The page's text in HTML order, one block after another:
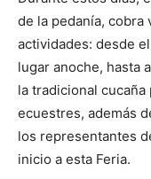
de la pedanía, cobra
actividades: desde
lugar anoche, hasta
la tradicional
ecuestres, además
los representantes
inicio a esta Feria.